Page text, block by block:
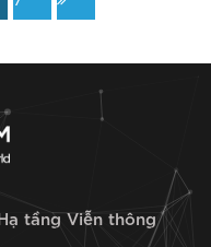
tầng Viễn thông